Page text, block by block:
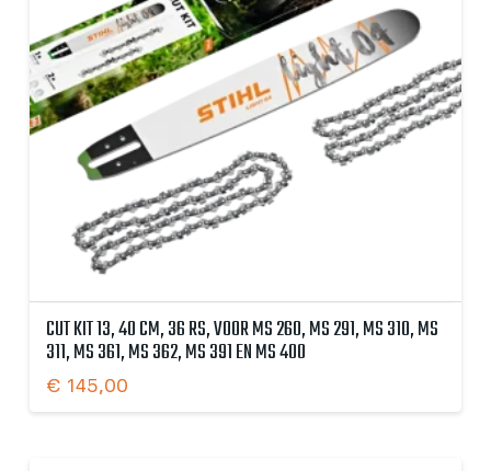
CUT KIT 13, 40 CM, 36 RS, VOOR MS 260, MS 291, MS 310, MS
311, MS 361, MS 362, MS 391 EN MS 400
€ 145,00